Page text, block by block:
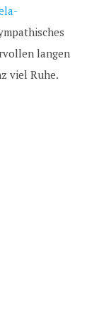
langen
viel Ruhe.